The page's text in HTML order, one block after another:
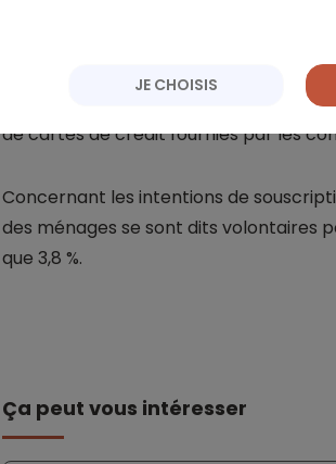
volume de crédits
spécialisés est resté quasiment le
de cartes de crédit fournies par les
Concernant les intentions de
des ménages se sont dits volontaires
que 3,8 %.
Ça peut vous intéresser
JE CHOISIS